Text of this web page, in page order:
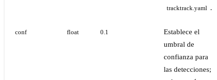
tracktrack.yaml .
conf float 0.1
Establece el
umbral de
confianza para
las detecciones;